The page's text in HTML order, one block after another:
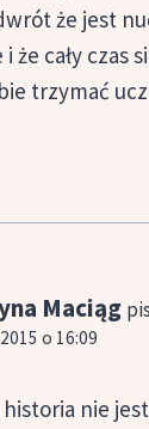
że jest
że cały czas
trzymać
Maciąg
o 16:09
nie